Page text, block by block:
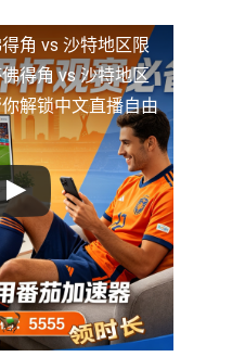
角 vs 沙特地区限
得角 vs 沙特地区
解锁中文直播自由